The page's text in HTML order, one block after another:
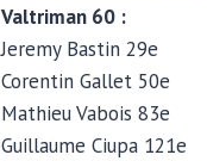
Valtriman 60 :
Jeremy Bastin 29e
Corentin Gallet 50e
Mathieu Vabois 83e
Guillaume Ciupa 121e